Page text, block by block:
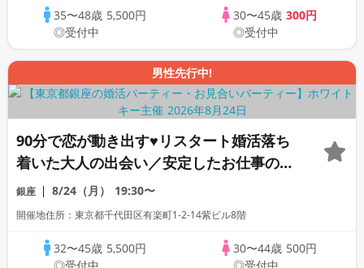
35〜48歳 5,500円
◎受付中
30〜45歳 300円
◎受付中
男性先行中!
90分で恋が動き出す♥リスタート婚活落ち
着いた大人の出会い／安定したお仕事の男
性中心個室スタイル/White Key AI
Matching/マッチングあり
銀座 8/24（月） 19:30〜
開催地住所：東京都千代田区有楽町1-2-14紫ビル8階
32〜45歳 5,500円
30〜44歳 500円